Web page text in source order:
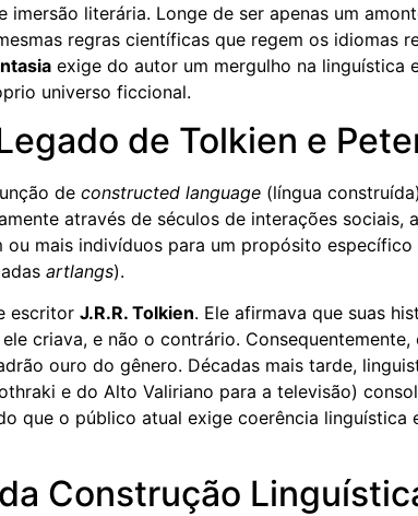
literária. Longe de ser apenas um
regras científicas que regem os idiomas
exige do autor um mergulho na linguística
universo ficcional.
de Tolkien e
de constructed language (língua
através de séculos de interações sociais,
mais indivíduos para um propósito
artlangs).
escritor J.R.R. Tolkien. Ele afirmava que suas
criava, e não o contrário.
ouro do gênero. Décadas mais tarde,
e do Alto Valiriano para a televisão)
que o público atual exige coerência linguística
Construção